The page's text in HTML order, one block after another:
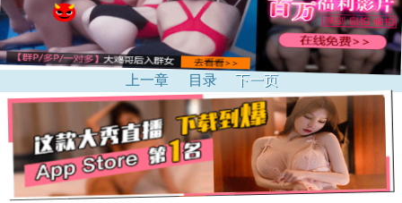
上一章 目录 下一页